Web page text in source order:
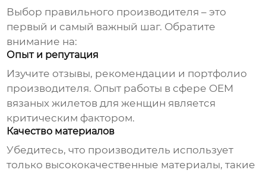
Выбор правильного производителя – это
первый и самый важный шаг. Обратите
внимание на:
Опыт и репутация
Изучите отзывы, рекомендации и портфолио
производителя. Опыт работы в сфере OEM
вязаных жилетов для женщин является
критическим фактором.
Качество материалов
Убедитесь, что производитель использует
только высококачественные материалы, такие